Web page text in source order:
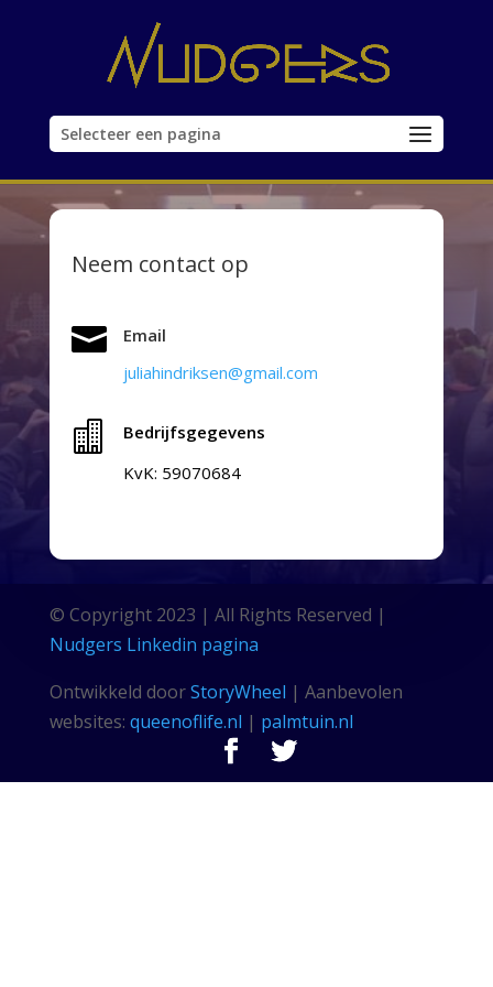
Selecteer een pagina
Neem contact op

Email
juliahindriksen@gmail.com

Bedrijfsgegevens
KvK: 59070684
© Copyright 2023 | All Rights Reserved |
Nudgers Linkedin pagina
Ontwikkeld doorStoryWheel | Aanbevolen
websites: queenoflife.nl | palmtuin.nl